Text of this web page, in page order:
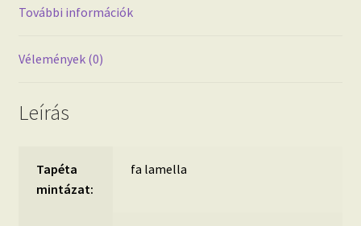
További információk
Vélemények (0)
Leírás
Tapéta
mintázat:
fa lamella